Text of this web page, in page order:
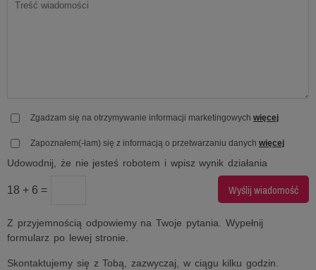
Zgadzam się na otrzymywanie informacji marketingowych więcej
Zapoznałem(-łam) się z informacją o przetwarzaniu danych więcej
Udowodnij, że nie jesteś robotem i wpisz wynik działania
18 + 6 =
Z przyjemnością odpowiemy na Twoje pytania. Wypełnij
formularz po lewej stronie.
Skontaktujemy się z Tobą, zazwyczaj, w ciągu kilku godzin.